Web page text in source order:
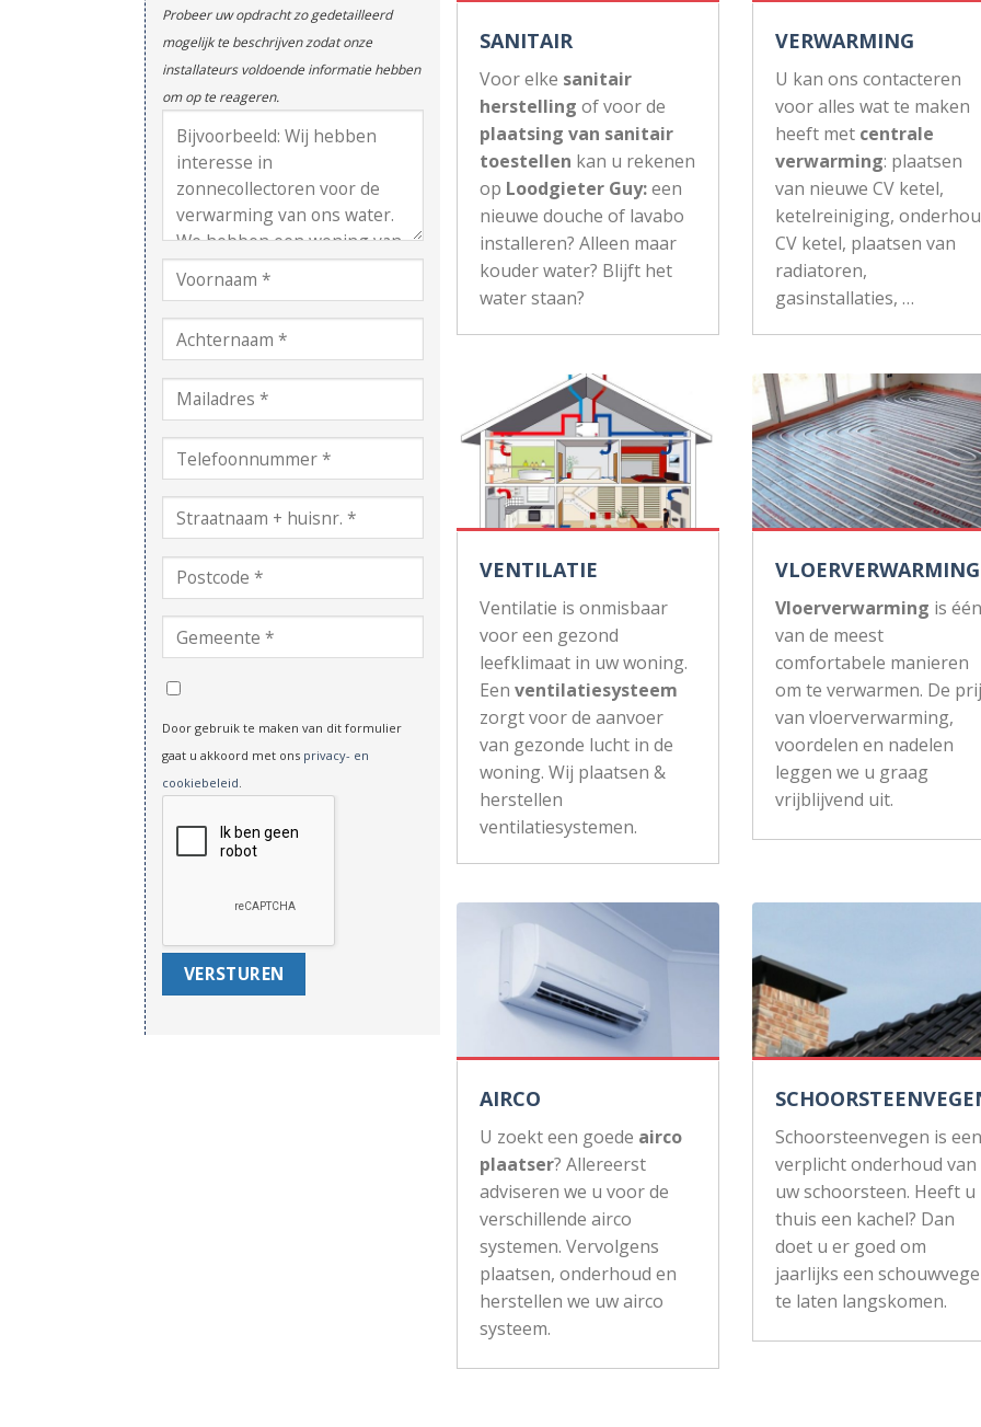
Probeer uw opdracht zo gedetailleerd
mogelijk te beschrijven zodat onze
installateurs voldoende informatie hebben
om op te reageren.
Door gebruik te maken van dit formulier
gaat u akkoord met ons privacy- en
cookiebeleid
SANITAIR
Voor elke sanitair
herstelling of voor de
plaatsing van sanitair
toestellen kan u rekenen
op Loodgieter Guy:een
nieuwe douche of lavabo
installeren? Alleen maar
kouder water? Blijft het
water staan?
VERWARMING
U kan ons contacteren
voor alles wat te maken
heeft met centrale
verwarming: plaatsen
van nieuwe CV ketel,
ketelreiniging,
CV ketel, plaatsen van
radiatoren,
gasinstallaties, …
VENTILATIE
Ventilatie is onmisbaar
voor een gezond
leefklimaat in uw woning.
Een ventilatiesysteem
zorgt voor de aanvoer
van gezonde lucht in de
woning. Wij plaatsen &
herstellen
ventilatiesystemen.
VLOERVERWARMING
Vloerverwarming is één
van de meest
comfortabele manieren
om te verwarmen. De
van vloerverwarming,
voordelen en nadelen
leggen we u graag
vrijblijvend uit.
AIRCO
U zoekt een goede airco
plaatser? Allereerst
adviseren we u voor de
verschillende airco
systemen. Vervolgens
plaatsen, onderhoud en
herstellen we uw airco
systeem.
Schoorsteenvegen is een
verplicht onderhoud van
uw schoorsteen. Heeft u
thuis een kachel? Dan
doet u er goed om
jaarlijks een
te laten langskomen.